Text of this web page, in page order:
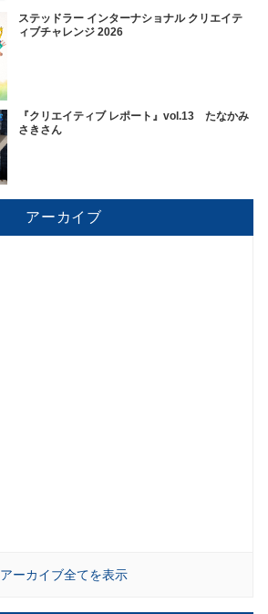
ステッドラー インターナショナル クリエイテ
ィブチャレンジ 2026
『クリエイティブ レポート』vol.13 たなかみ
さきさん
アーカイブ
アーカイブ全てを表示